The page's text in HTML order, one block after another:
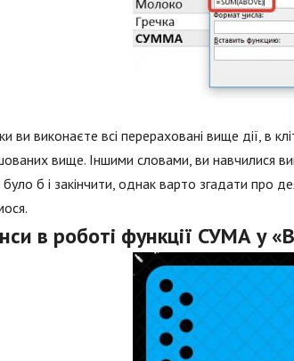
ви виконаєте всі перераховані вище дії, в
вище. Іншими словами, ви навчилися
б і закінчити, однак варто згадати про
в роботі функції СУМА у